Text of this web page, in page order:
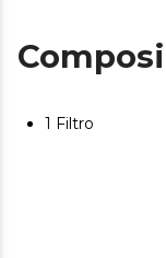
1 Filtro